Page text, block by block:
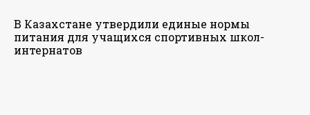
В Казахстане утвердили единые нормы
питания для учащихся спортивных школ-
интернатов